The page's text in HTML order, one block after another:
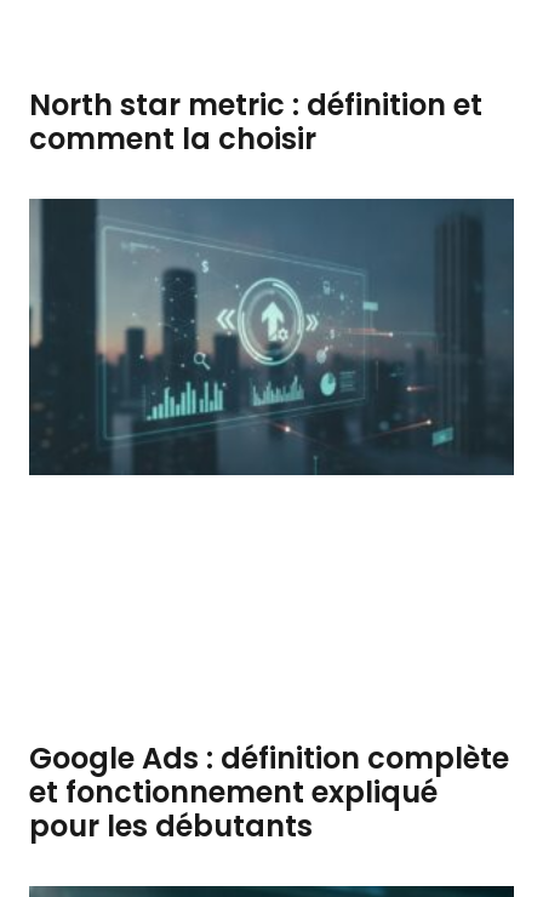
North star metric : définition et
comment la choisir
Google Ads : définition complète
et fonctionnement expliqué
pour les débutants